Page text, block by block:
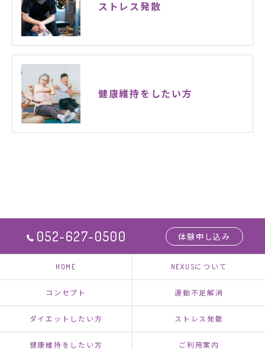
ストレス発散
健康維持をしたい方
052-627-0500 体験申し込み
HOME NEXUSについて
コンセプト 運動不足解消
ダイエットしたい方 ストレス発散
健康維持をしたい方 ご利用案内